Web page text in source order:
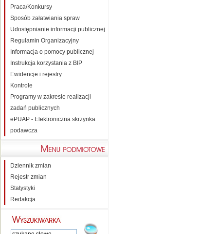
Praca/Konkursy
Sposób załatwiania spraw
Udostępnianie informacji publicznej
Regulamin Organizacyjny
Informacja o pomocy publicznej
Instrukcja korzystania z BIP
Ewidencje i rejestry
Kontrole
Programy w zakresie realizacji
zadań publicznych
ePUAP - Elektroniczna skrzynka
podawcza
Dziennik zmian
Rejestr zmian
Statystyki
Redakcja